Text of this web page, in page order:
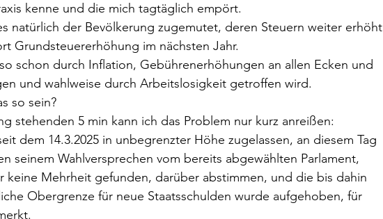
kenne und die mich tagtäglich empört.
natürlich der Bevölkerung zugemutet, deren Steuern weiter erhöht
Grundsteuererhöhung im nächsten Jahr.
schon durch Inflation, Gebührenerhöhungen an allen Ecken und
und wahlweise durch Arbeitslosigkeit getroffen wird.
so sein?
stehenden 5 min kann ich das Problem nur kurz anreißen:
dem 14.3.2025 in unbegrenzter Höhe zugelassen, an diesem Tag
seinem Wahlversprechen vom bereits abgewählten Parlament,
keine Mehrheit gefunden, darüber abstimmen, und die bis dahin
Obergrenze für neue Staatsschulden wurde aufgehoben, für